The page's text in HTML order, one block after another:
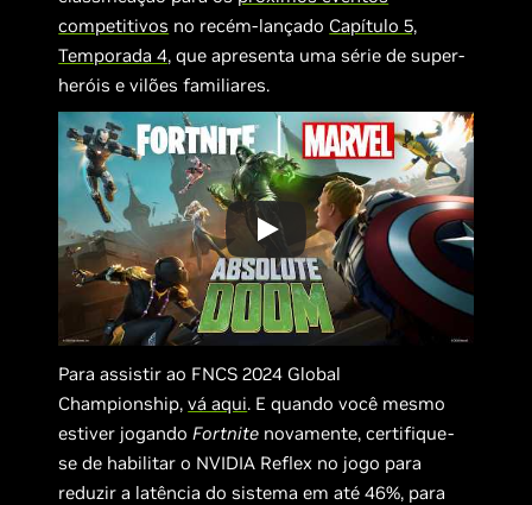
competitivos no recém-lançado Capítulo 5,
Temporada 4, que apresenta uma série de super-
heróis e vilões familiares.
Para assistir ao FNCS 2024 Global
Championship,vá aqui. E quando você mesmo
estiver jogando Fortnite novamente, certifique-
se de habilitar o NVIDIA Reflex no jogo para
reduzir a latência do sistema em até 46%, para